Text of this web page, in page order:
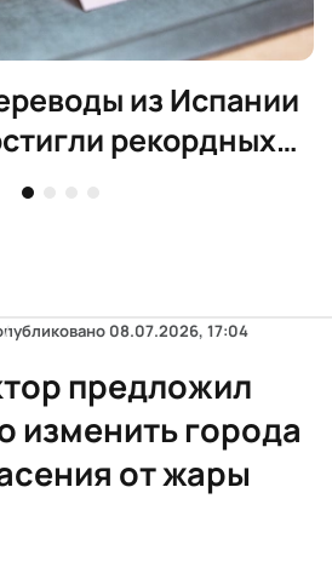
из Испании
рекордных
08.07.2026, 17:04
предложил
изменить города
от жары